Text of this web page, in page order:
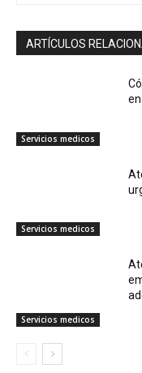
ARTÍCULOS
Servicios medicos
Servicios medicos
Servicios medicos